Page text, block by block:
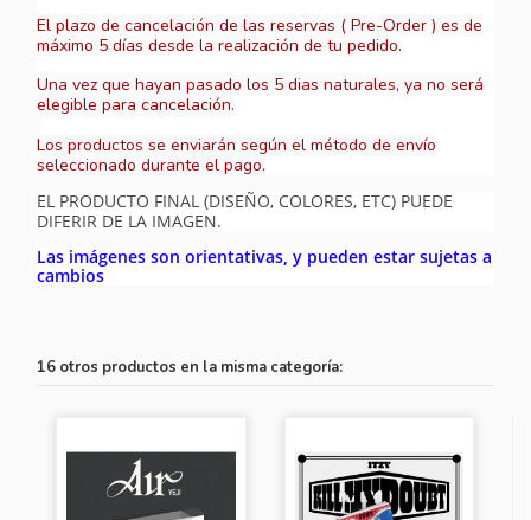
El plazo de cancelación de las reservas ( Pre-Order ) es de
máximo 5 días desde la realización de tu pedido.
Una vez que hayan pasado los 5 dias naturales, ya no será
elegible para cancelación.
Los productos se enviarán según el método de envío
seleccionado durante el pago.
EL PRODUCTO FINAL (DISEÑO, COLORES, ETC) PUEDE
DIFERIR DE LA IMAGEN.
Las imágenes son orientativas, y pueden estar sujetas a
cambios
16 otros productos en la misma categoría: